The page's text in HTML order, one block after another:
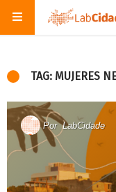
TAG: MUJERES
PorLabCidade